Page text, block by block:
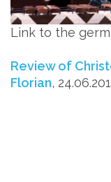
Link to the
Review of
Florian,